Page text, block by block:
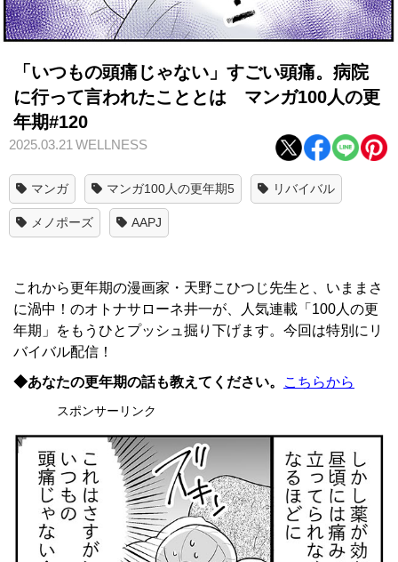
「いつもの頭痛じゃない」すごい頭痛。病院
に行って言われたこととは マンガ100人の更
年期#120
2025.03.21 WELLNESS
マンガ マンガ100人の更年期5 リバイバル
メノポーズ AAPJ
これから更年期の漫画家・天野こひつじ先生と、いままさ
に渦中！のオトナサローネ井一が、人気連載「100人の更
年期」をもうひとプッシュ掘り下げます。今回は特別にリ
バイバル配信！
◆あなたの更年期の話も教えてください。
こちらから
スポンサーリンク